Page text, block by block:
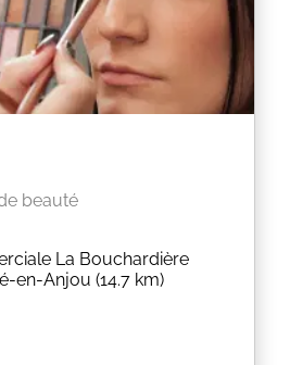
beauté
La Bouchardière
en-Anjou (14.7 km)